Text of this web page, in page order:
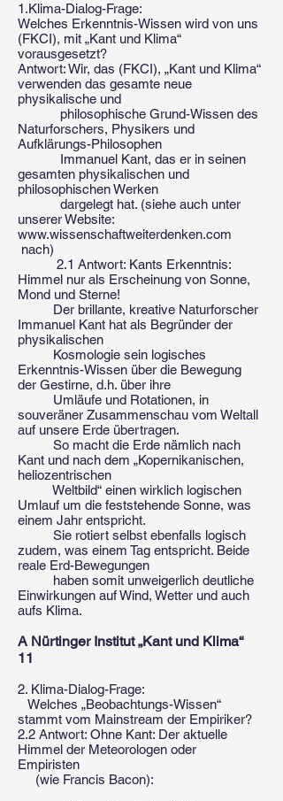
1.Klima-Dialog-Frage:
Welches Erkenntnis-Wissen wird von uns
(FKCI), mit „Kant und Klima“
vorausgesetzt?
Antwort: Wir, das (FKCI), „Kant und Klima“
verwenden das gesamte neue
physikalische und
philosophische Grund-Wissen des
Naturforschers, Physikers und
Aufklärungs-Philosophen
Immanuel Kant, das er in seinen
gesamten physikalischen und
philosophischen Werken
dargelegt hat. (siehe auch unter
unserer Website:
www.wissenschaftweiterdenken.com
nach)
2.1 Antwort: Kants Erkenntnis:
Himmel nur als Erscheinung von Sonne,
Mond und Sterne!
Der brillante, kreative Naturforscher
Immanuel Kant hat als Begründer der
physikalischen
Kosmologie sein logisches
Erkenntnis-Wissen über die Bewegung
der Gestirne, d.h. über ihre
Umläufe und Rotationen, in
souveräner Zusammenschau vom Weltall
auf unsere Erde übertragen.
So macht die Erde nämlich nach
Kant und nach dem „Kopernikanischen,
heliozentrischen
Weltbild“ einen wirklich logischen
Umlauf um die feststehende Sonne, was
einem Jahr entspricht.
Sie rotiert selbst ebenfalls logisch
zudem, was einem Tag entspricht. Beide
reale Erd-Bewegungen
haben somit unweigerlich deutliche
Einwirkungen auf Wind, Wetter und auch
aufs Klima.
A Nürtinger Institut „Kant und Klima“
11
2. Klima-Dialog-Frage:
Welches „Beobachtungs-Wissen“
stammt vom Mainstream der Empiriker?
2.2 Antwort: Ohne Kant: Der aktuelle
Himmel der Meteorologen oder
Empiristen
(wie Francis Bacon):